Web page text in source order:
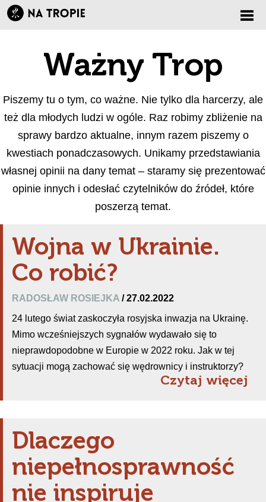
Ważny Trop
Piszemy tu o tym, co ważne. Nie tylko dla harcerzy, ale
też dla młodych ludzi w ogóle. Raz robimy zbliżenie na
sprawy bardzo aktualne, innym razem piszemy o
kwestiach ponadczasowych. Unikamy przedstawiania
własnej opinii na dany temat – staramy się prezentować
opinie innych i odesłać czytelników do źródeł, które
poszerzą temat.
Wojna w Ukrainie.
Co robić?
RADOSŁAW ROSIEJKA / 27.02.2022
24 lutego świat zaskoczyła rosyjska inwazja na Ukrainę.
Mimo wcześniejszych sygnałów wydawało się to
nieprawdopodobne w Europie w 2022 roku. Jak w tej
sytuacji mogą zachować się wędrownicy i instruktorzy?
Czytaj więcej
Dlaczego
niepełnosprawność
nie inspiruje